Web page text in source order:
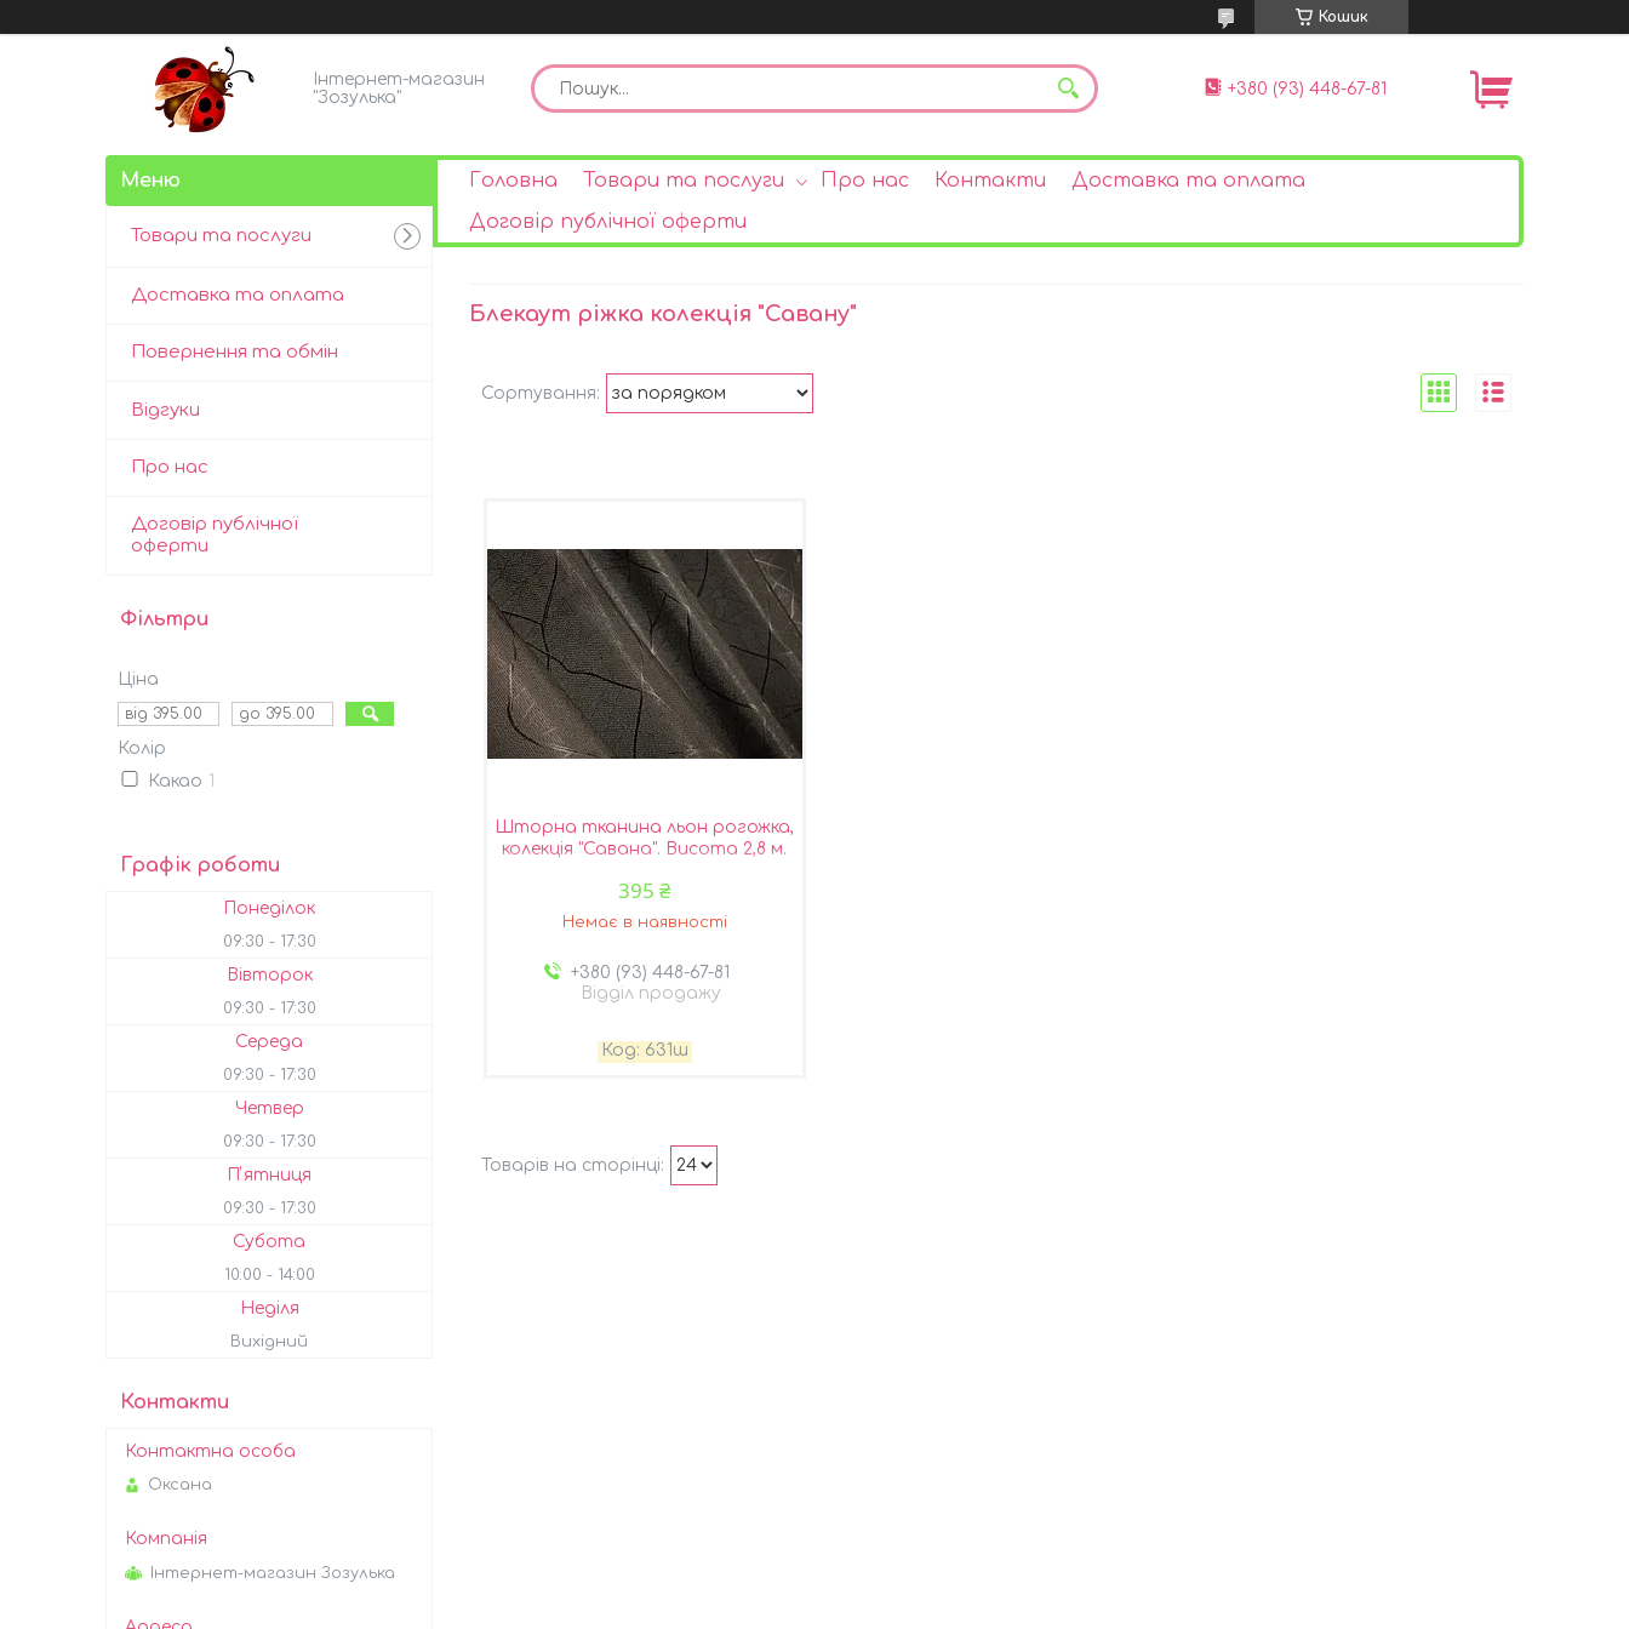
Кошик
Інтернет-магазин
"Зозулька"
+380 (93) 448-67-81
Головна Товари та послуги Про нас Контакти
Доставка та оплата
Договір публічної оферти
Блекаут ріжка колекція "Савану"
Шторна тканина льон рогожка,
колекція "Савана". Висота 2,8 м.
395 ₴
Немає в наявності
+380 (93) 448-67-81
Відділ продажу
631ш
Товари та послуги
Доставка та оплата
Повернення та обмін
Відгуки
Про нас
Договір публічної
оферти
Фільтри
Ціна
Колір
Какао 1
Графік роботи
Понеділок
09:30 17:30
Вівторок
09:30 17:30
Середа
09:30 17:30
Четвер
09:30 17:30
Пʼятниця
09:30 17:30
Субота
10:00 14:00
Неділя
Вихідний
Контакти
Оксана
Інтернет-магазин Зозулька